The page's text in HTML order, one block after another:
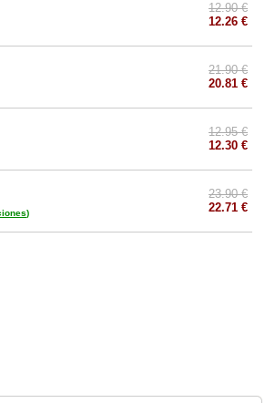
12.90 €
12.26 €
21.90 €
20.81 €
12.95 €
12.30 €
)
23.90 €
22.71 €